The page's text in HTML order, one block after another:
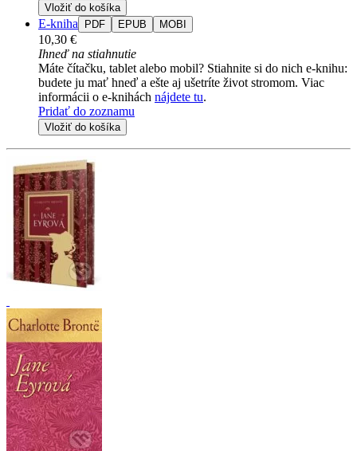
Vložiť do košíka
E-kniha PDF EPUB MOBI
10,30 €
Ihneď na stiahnutie
Máte čítačku, tablet alebo mobil? Stiahnite si do nich e-knihu:
budete ju mať hneď a ešte aj ušetríte život stromom. Viac
informácii o e-knihách nájdete tu.
Pridať do zoznamu
Vložiť do košíka